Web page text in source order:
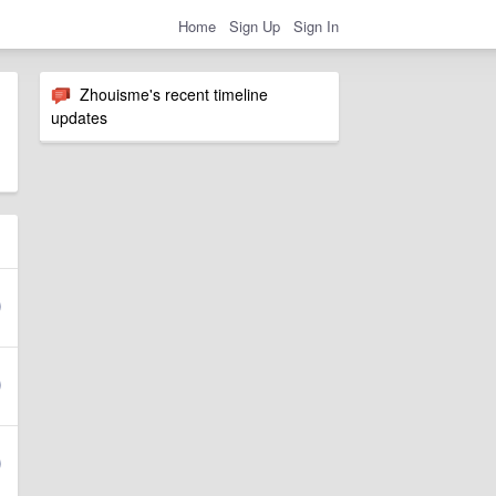
Home Sign Up Sign In
Zhouisme's recent timeline
updates